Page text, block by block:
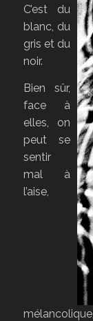
C’est du
blanc, du
gris et du
noir.
Bien sûr,
face à
elles, on
peut se
sentir
mal à
l’aise,